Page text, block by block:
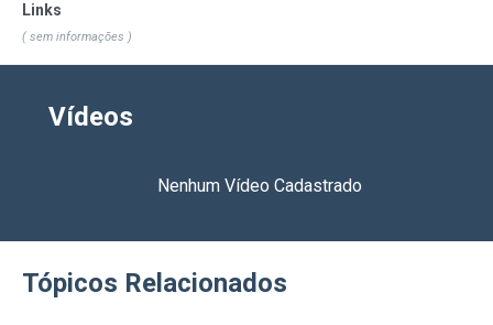
Links
( sem informações )
Vídeos
Nenhum Vídeo Cadastrado
Tópicos Relacionados